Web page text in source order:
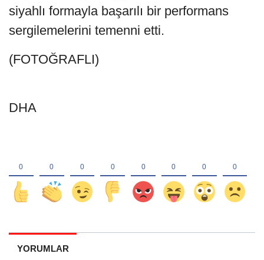
siyahlı formayla başarılı bir performans
sergilemelerini temenni etti.
(FOTOĞRAFLI)
DHA
YORUMLAR